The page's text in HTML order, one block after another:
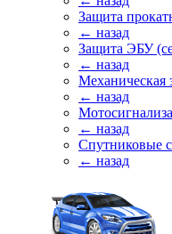
Защита
← назад
Защита ЭБУ
← назад
Механическая
← назад
← назад
Спутниковые
← назад